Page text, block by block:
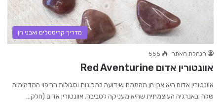
מדריך קריסטלים ואבני חן
הנהלת האתר 555
אוונטורין אדום Red Aventurine
אוונטורין אדום היא אבן חן מהממת שידועה בתכונות וסגולות הריפוי המדהימות
שלה ובאנרגיה העוצמתית שהיא מעניקה לסביבה. אוונטורין אדום (חלק…